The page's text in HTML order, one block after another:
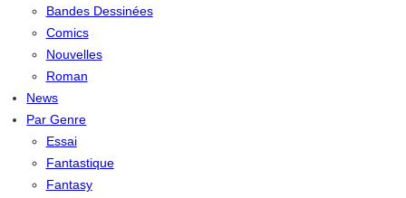
Bandes Dessinées
Comics
Nouvelles
Roman
News
Par Genre
Essai
Fantastique
Fantasy